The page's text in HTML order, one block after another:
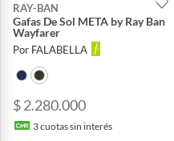
RAY-BAN
Gafas De Sol META by Ray Ban
Wayfarer
Por FALABELLA
$ 2.280.000
3cuotas sin interés